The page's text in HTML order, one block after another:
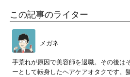
この記事のライター
メガネ
手荒れが原因で美容師を退職。その後は
ーとして転身したヘアケアオタクです。